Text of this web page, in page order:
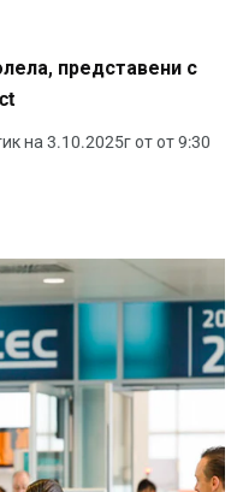
представени с
на 3.10.2025г от от 9:30